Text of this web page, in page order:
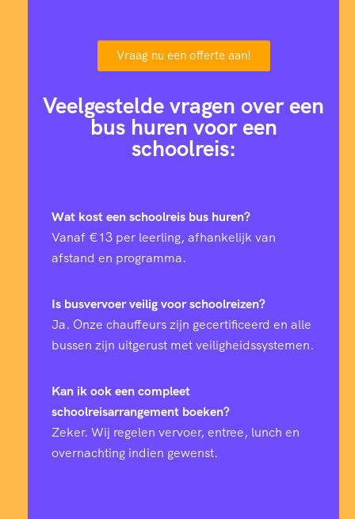
Vraag nu een offerte aan!
Veelgestelde vragen over een
bus huren voor een
schoolreis:
Wat kost een schoolreis bus huren?
Vanaf €13 per leerling, afhankelijk van
afstand en programma.
Is busvervoer veilig voor schoolreizen?
Ja. Onze chauffeurs zijn gecertificeerd en alle
bussen zijn uitgerust met veiligheidssystemen.
Kan ik ook een compleet
schoolreisarrangement boeken?
Zeker. Wij regelen vervoer, entree, lunch en
overnachting indien gewenst.